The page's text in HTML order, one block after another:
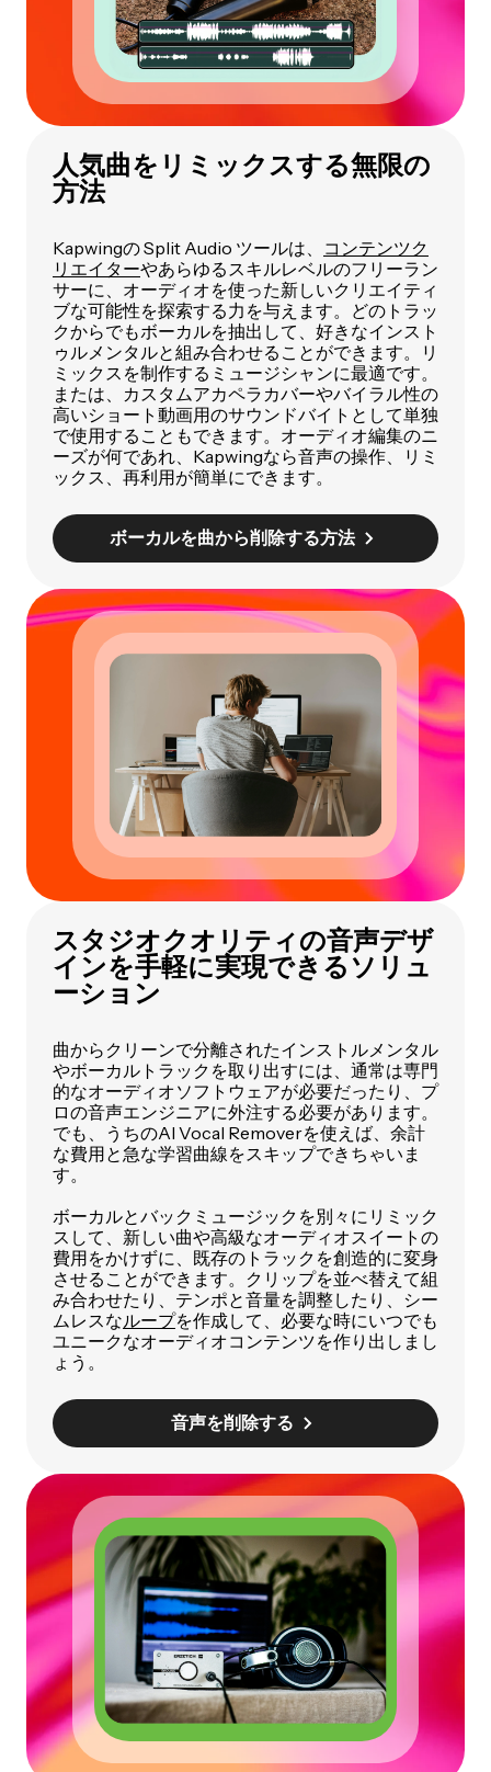
人気曲をリミックスする無限の
方法
Kapwingの Split Audio ツールは、 コンテンツク
リエイターやあらゆるスキルレベルのフリーラン
サーに、オーディオを使った新しいクリエイティ
ブな可能性を探索する力を与えます。どのトラッ
クからでもボーカルを抽出して、好きなインスト
ゥルメンタルと組み合わせることができます。リ
ミックスを制作するミュージシャンに最適です。
または、カスタムアカペラカバーやバイラル性の
高いショート動画用のサウンドバイトとして単独
で使用することもできます。オーディオ編集のニ
ーズが何であれ、Kapwingなら音声の操作、リミ
ックス、再利用が簡単にできます。
ボーカルを曲から削除する方法
スタジオクオリティの音声デザ
インを手軽に実現できるソリュ
ーション
曲からクリーンで分離されたインストルメンタル
やボーカルトラックを取り出すには、通常は専門
的なオーディオソフトウェアが必要だったり、プ
ロの音声エンジニアに外注する必要があります。
でも、うちのAI Vocal Removerを使えば、余計
な費用と急な学習曲線をスキップできちゃいま
す。
ボーカルとバックミュージックを別々にリミック
スして、新しい曲や高級なオーディオスイートの
費用をかけずに、既存のトラックを創造的に変身
させることができます。クリップを並べ替えて組
み合わせたり、テンポと音量を調整したり、シー
ムレスなループを作成して、必要な時にいつでも
ユニークなオーディオコンテンツを作り出しまし
ょう。
音声を削除する